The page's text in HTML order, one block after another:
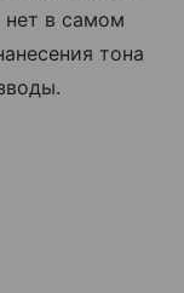
в самом
тона